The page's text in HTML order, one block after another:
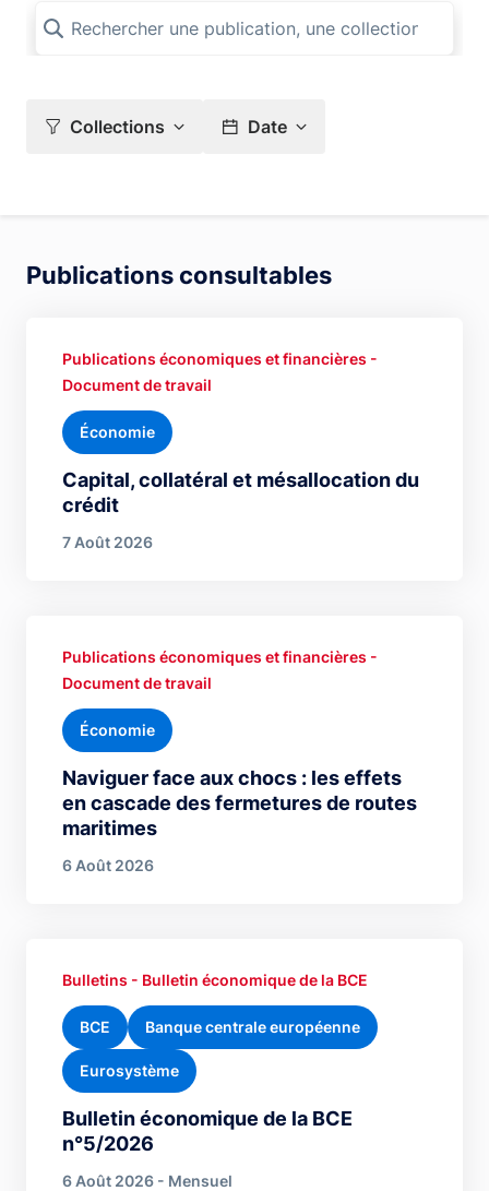
Collections Date
Publications consultables
Capital, collatéral et mésallocation du
crédit
Publications économiques et financières -
Document de travail
Économie
7 Août 2026
Naviguer face aux chocs : les effets
en cascade des fermetures de routes
maritimes
Publications économiques et financières -
Document de travail
Économie
6 Août 2026
Bulletin économique de la BCE
n°5/2026
Bulletins - Bulletin économique de la BCE
BCE Banque centrale européenne
Eurosystème
6 Août 2026 - Mensuel